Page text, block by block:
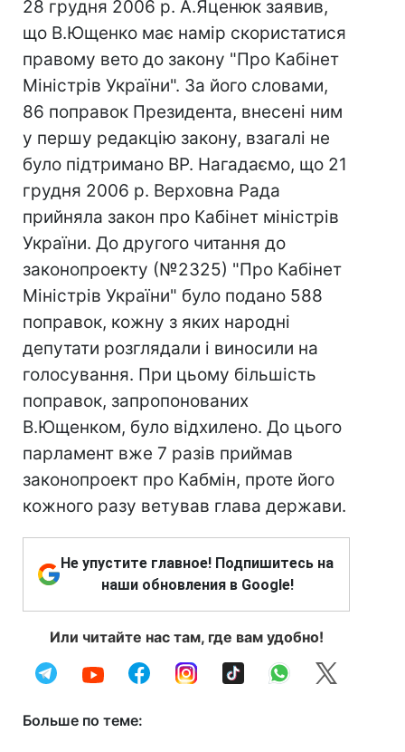
28 грудня 2006 р. А.Яценюк заявив,
що В.Ющенко має намір скористатися
правому вето до закону "Про Кабінет
Міністрів України". За його словами,
86 поправок Президента, внесені ним
у першу редакцію закону, взагалі не
було підтримано ВР. Нагадаємо, що 21
грудня 2006 р. Верховна Рада
прийняла закон про Кабінет міністрів
України. До другого читання до
законопроекту (№2325) "Про Кабінет
Міністрів України" було подано 588
поправок, кожну з яких народні
депутати розглядали і виносили на
голосування. При цьому більшість
поправок, запропонованих
В.Ющенком, було відхилено. До цього
парламент вже 7 разів приймав
законопроект про Кабмін, проте його
кожного разу ветував глава держави.
Не упустите главное! Подпишитесь на
наши обновления в Google!
Или читайте нас там, где вам удобно!
Больше по теме: